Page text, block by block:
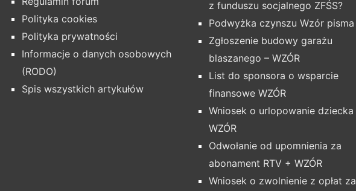
Polityka cookies
Polityka prywatności
Informacje o danych osobowych
(RODO)
Spis wszystkich artykułów
z funduszu socjalnego ZFŚS?
Podwyżka czynszu Wzór pisma
Zgłoszenie budowy garażu
blaszanego – WZÓR
List do sponsora o wsparcie
finansowe WZÓR
Wniosek o urlopowanie dziecka
WZÓR
Odwołanie od upomnienia za
abonament RTV + WZÓR
Wniosek o zwolnienie z opłat za